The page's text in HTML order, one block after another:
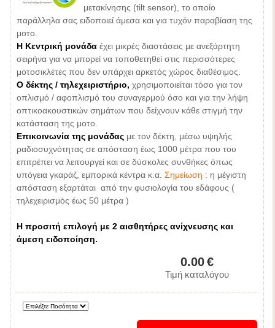
μετακίνησης (tilt sensor), το οποίο
παράλληλα σας ειδοποιεί άμεσα και για τυχόν παραβίαση της
μοτο.
Η Κεντρική μονάδα έχει μικρές διαστάσεις με ανεξάρτητη
σειρήνα για να μπορεί να τοποθετηθεί στις περισσότερες
μοτοσικλέτες που δεν υπάρχει αρκετός χώρος διαθέσιμος.
Ο δέκτης / τηλεχειριστήριο, χρησιμοποιείται τόσο για τον
οπλισμό / αφοπλισμό του συναγερμού όσο και για την λήψη
οπτικοακουστικών σημάτων που δείχνουν κάθε στιγμή την
κατάσταση της μοτο.
Επικοινωνία της μονάδας με τον δέκτη, μέσω υψηλής
ραδιοσυχνότητας σε απόσταση έως 1000 μέτρα που του
επιτρέπει να λειτουργεί και σε δύσκολες συνθήκες όπως
υπόγεια γκαράζ, εμπορικά κέντρα κ.α.Σημείωση : η μέγιστη
απόσταση εξαρτάται από την φυσιολογία του εδάφους (
τηλεχειρισμός έως 50 μέτρα )
Η προσιτή επιλογή με 2 αισθητήρες ανίχνευσης και
άμεση ειδοποίηση.
0.00€
Τιμή καταλόγου